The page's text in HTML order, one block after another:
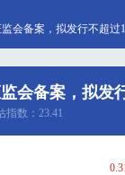
会备案，拟发行不超过
会备案，拟发
数：23.41